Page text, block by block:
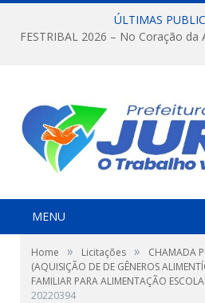
ÚLTIMAS
MENU
Home » Licitações »
CHAMADA
(AQUISIÇÃO DE DE GÊNEROS
FAMILIAR PARA ALIMENTAÇÃO
20220394